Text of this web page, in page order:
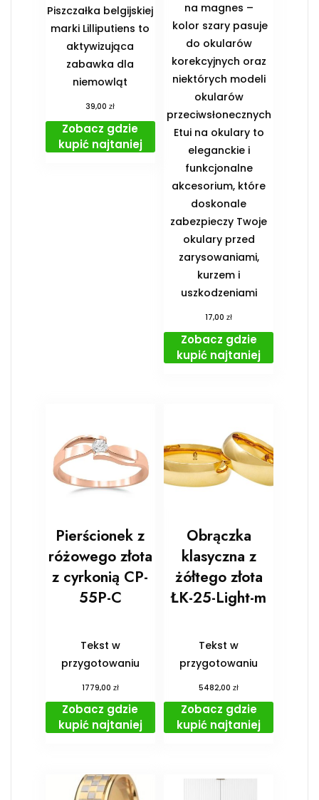
Piszczałka belgijskiej
marki Lilliputiens to
aktywizująca
zabawka dla
niemowląt
39,00zł
Zobacz gdzie
kupić najtaniej
na magnes –
kolor szary pasuje
do okularów
korekcyjnych oraz
niektórych modeli
okularów
przeciwsłonecznych
Etui na okulary to
eleganckie i
funkcjonalne
akcesorium, które
doskonale
zabezpieczy Twoje
okulary przed
zarysowaniami,
kurzem i
uszkodzeniami
17,00zł
Zobacz gdzie
kupić najtaniej
Pierścionek z
różowego złota
z cyrkonią CP-
55P-C
Tekst w
przygotowaniu
1779,00 zł
Zobacz gdzie
kupić najtaniej
Obrączka
klasyczna z
żółtego złota
ŁK-25-Light-m
Tekst w
przygotowaniu
5482,00zł
Zobacz gdzie
kupić najtaniej